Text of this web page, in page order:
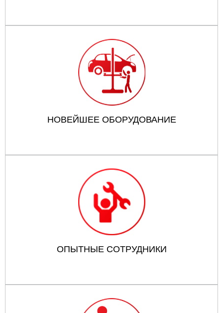
НОВЕЙШЕЕ ОБОРУДОВАНИЕ
ОПЫТНЫЕ СОТРУДНИКИ